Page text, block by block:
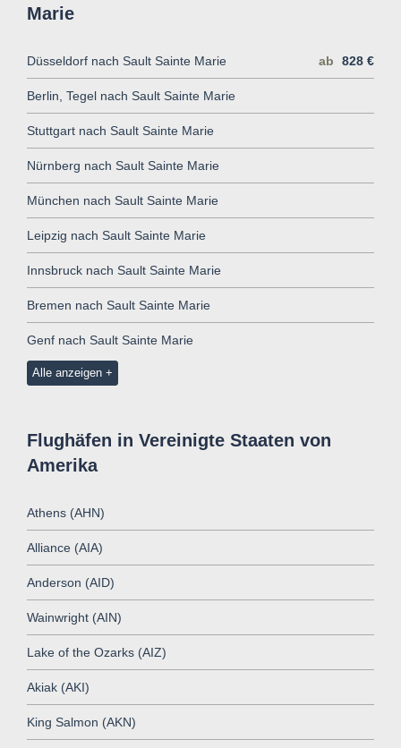
Marie
Düsseldorf nach Sault Sainte Marie ab 828 €
Berlin, Tegel nach Sault Sainte Marie
Stuttgart nach Sault Sainte Marie
Nürnberg nach Sault Sainte Marie
München nach Sault Sainte Marie
Leipzig nach Sault Sainte Marie
Innsbruck nach Sault Sainte Marie
Bremen nach Sault Sainte Marie
Genf nach Sault Sainte Marie
Alle anzeigen
Flughäfen in Vereinigte Staaten von
Amerika
Athens (AHN)
Alliance (AIA)
Anderson (AID)
Wainwright (AIN)
Lake of the Ozarks (AIZ)
Akiak (AKI)
King Salmon (AKN)